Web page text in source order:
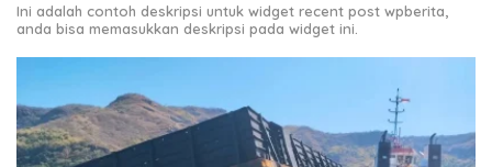
Ini adalah contoh deskripsi untuk widget recent post wpberita,
anda bisa memasukkan deskripsi pada widget ini.